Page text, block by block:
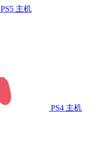
PS5 主机
PS4 主机